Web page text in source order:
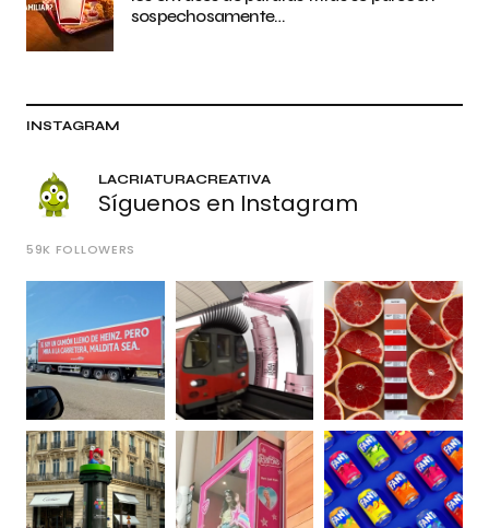
sospechosamente…
INSTAGRAM
LACRIATURACREATIVA
Síguenos en Instagram
59K FOLLOWERS